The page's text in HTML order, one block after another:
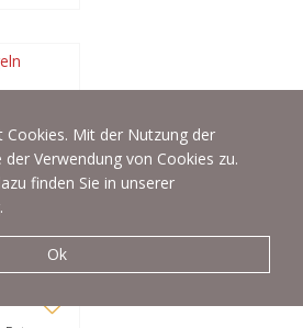
Cookies. Mit der Nutzung der
Verwendung von Cookies zu.
finden Sie in unserer
.
Ok